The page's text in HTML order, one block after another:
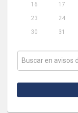
16
17
23
24
30
31